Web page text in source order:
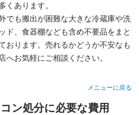
くあります。
でも搬出が困難な大きな冷蔵庫や洗
ド、食器棚なども含め不要品をまと
おります。売れるかどうか不安なも
へお気軽にご相談ください。
メニューに戻る
ン処分に必要な費用